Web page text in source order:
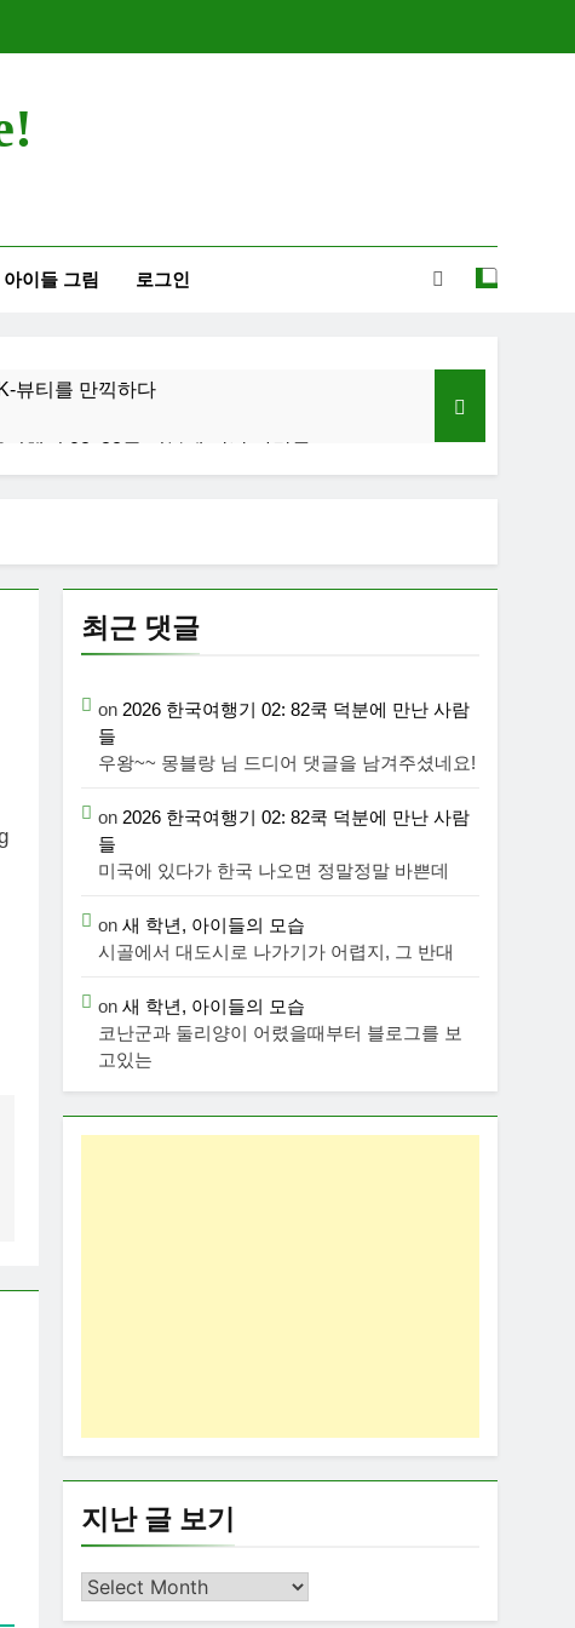
아이들 그림 로그인
뷰티를 만끽하다
여행기 02: 82쿡 덕분에 만난 사람들
최근 댓글
on 2026 한국여행기 02: 82쿡 덕분에 만난 사람
들
우왕~~ 몽블랑 님 드디어 댓글을 남겨주셨네요!
on 2026 한국여행기 02: 82쿡 덕분에 만난 사람
들
미국에 있다가 한국 나오면 정말정말 바쁜데
on 새 학년, 아이들의 모습
시골에서 대도시로 나가기가 어렵지, 그 반대
on 새 학년, 아이들의 모습
코난군과 둘리양이 어렸을때부터 블로그를 보
고있는
지난 글 보기
지